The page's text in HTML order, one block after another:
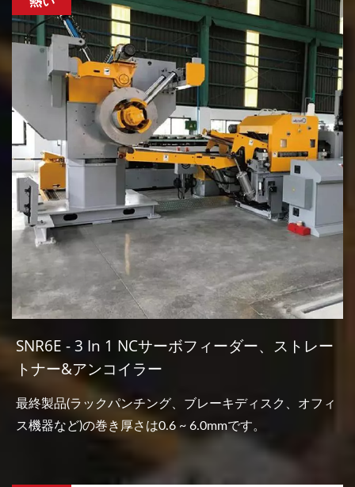
SNR6E - 3 In 1 NCサーボフィーダー、ストレー
トナー&アンコイラー
最終製品(ラックパンチング、ブレーキディスク、オフィ
ス機器など)の巻き厚さは0.6 ~ 6.0mmです。